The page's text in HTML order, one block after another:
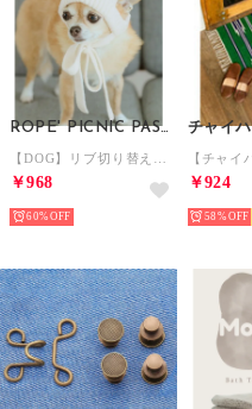
ROPE' PICNIC PASSAGE
￥968
60%
チャイ
￥924
58%